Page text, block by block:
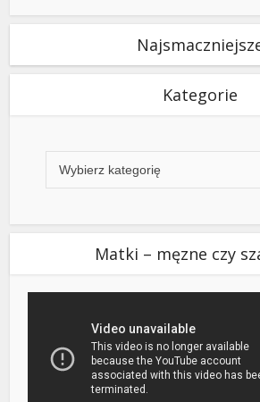
Kategorie
Matki – męzne czy